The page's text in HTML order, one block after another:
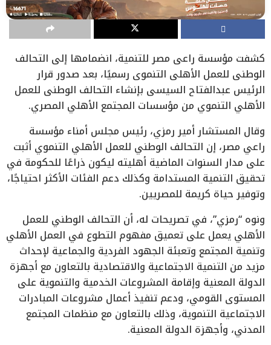
كشفت مؤسسة راعي مصر للتنمية، انضمامها إلى التحالف
الوطني للعمل الأهلي التنموي رسميًا، بعد صدور قرار
الرئيس عبدالفتاح السيسي بإنشاء التحالف الوطني للعمل
الأهلي التنموي من مؤسسات المجتمع الأهلي المصري.
وقال المستشار أمير رمزي، رئيس مجلس أمناء مؤسسة
راعي مصر، إن التحالف الوطني للعمل الأهلي التنموي أثبت
على مدار السنوات الماضية أهليته ليكون ذراعًا للحكومة في
تحقيق التنمية المستدامة وكذلك دعم الفئات الأكثر احتياجًا،
وتوفير حياة كريمة للمصريين.
ونوه “رمزي”، في تصريحات له، أن التحالف الوطني للعمل
الأهلي يعمل على تعميق مفهوم التطوع في العمل الأهلي
وتنمية المجتمع وتعبئة الجهود الفردية والجماعية لإحداث
مزيد من التنمية الاجتماعية والاقتصادية بالتعاون مع أجهزة
الدولة المعنية وإقامة المشروعات الخدمية والتنموية على
المستوى القومي، ودعم تنفيذ أعمال مشروعات المبادرات
الاجتماعية التنموية، وذلك بالتعاون مع منظمات المجتمع
المدني، وأجهزة الدولة المعنية.